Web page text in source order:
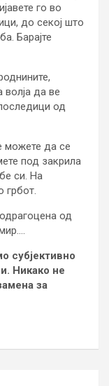
го во
до секој што
Барајте
волја да ве
од
можете да се
под закрила
си. На
грбот.
од
субјективно
Никако не
за